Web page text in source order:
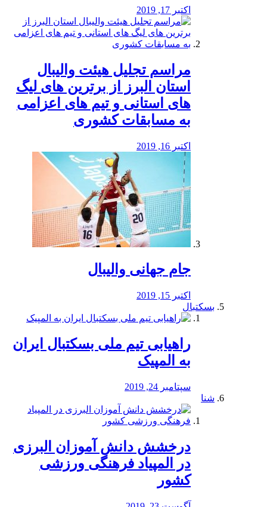
اکتبر 17, 2019
مراسم تجلیل هیئت والیبال
استان البرز از برترین های لیگ
های استانی و تیم های اعزامی
به مسابقات کشوری
اکتبر 16, 2019
جام جهانی والیبال
اکتبر 15, 2019
بسکتبال
راهیابی تیم ملی بسکتبال ایران
به المپیک
سپتامبر 24, 2019
شنا
درخشش دانش آموزان البرزی
در المپیاد فرهنگی ورزشی
کشور